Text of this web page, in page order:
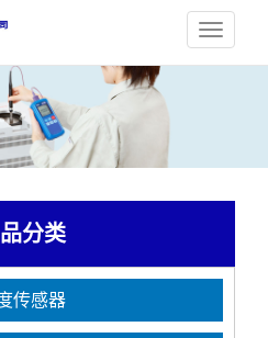
分类
传感器